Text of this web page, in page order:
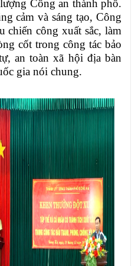
Công an thành phố.
cảm và sáng tạo, Công
chiến công xuất sắc, làm
cốt trong công tác bảo
an toàn xã hội địa bàn
gia nói chung.